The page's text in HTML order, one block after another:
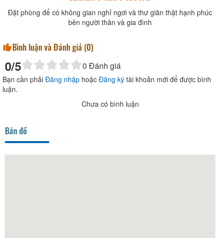
Đặt phòng để có không gian nghỉ ngơi và thư giãn thật hạnh phúc
bên người thân và gia đình
Bình luận và Đánh giá (0)
0/5 0 Đánh giá
Bạn cần phải Đăng nhập hoặc Đăng ký tài khoản mới để được bình
luận.
Chưa có bình luận
Bản đồ